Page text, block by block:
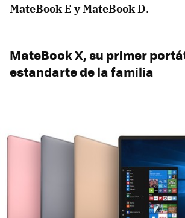
MateBook E y MateBook D.
MateBook X, su primer
estandarte de la familia